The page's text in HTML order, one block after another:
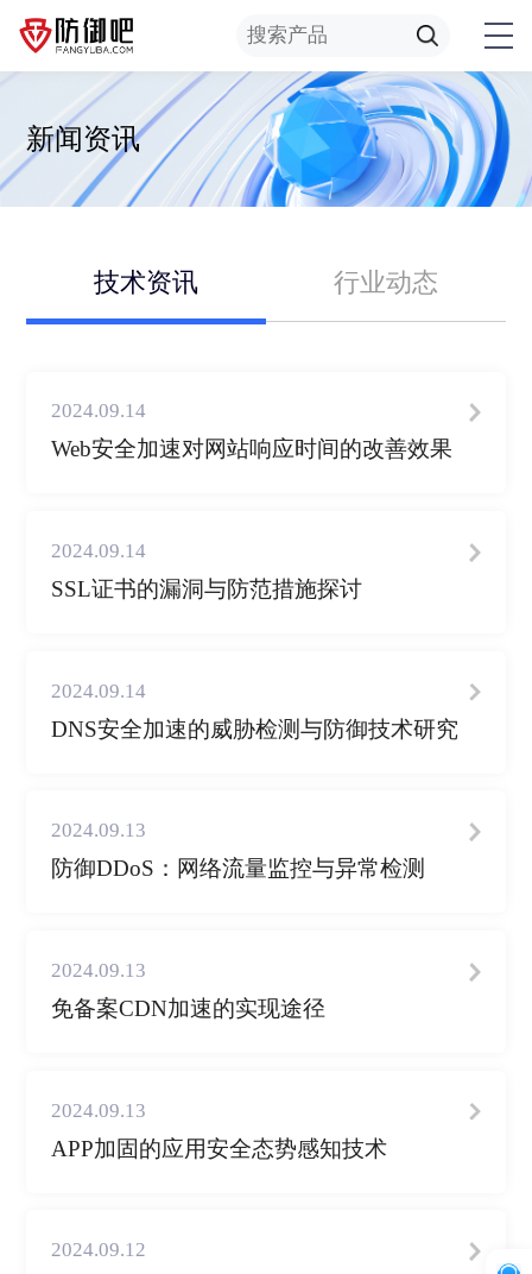
新闻资讯
技术资讯 行业动态
2024.09.14
Web安全加速对网站响应时间的改善效果
2024.09.14
SSL证书的漏洞与防范措施探讨
2024.09.14
DNS安全加速的威胁检测与防御技术研究
2024.09.13
防御DDoS：网络流量监控与异常检测
2024.09.13
免备案CDN加速的实现途径
2024.09.13
APP加固的应用安全态势感知技术
2024.09.12